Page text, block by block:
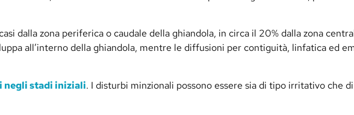
dalla zona periferica o caudale della ghiandola, in circa il 20% dalla zona
all’interno della ghiandola, mentre le diffusioni per contiguità, linfatica ed
negli stadi iniziali. I disturbi minzionali possono essere sia di tipo irritativo che